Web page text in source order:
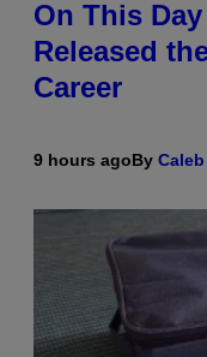
On This
Released
Career
9 hours agoBy